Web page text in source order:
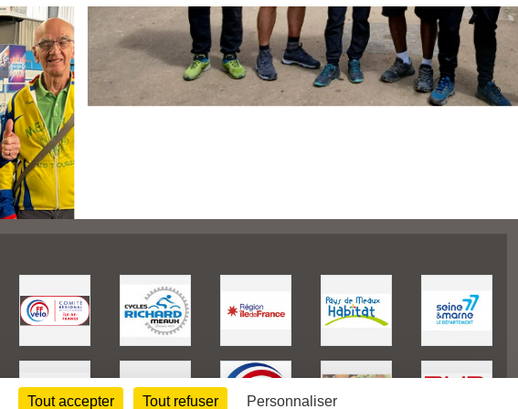
Tout accepter Tout refuser Personnaliser